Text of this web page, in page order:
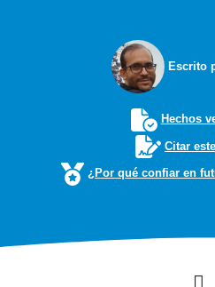
Escrito
Hechos
Citar
¿Por qué confiar en